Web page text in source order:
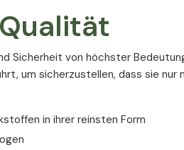
zugeführten
Präbiotische
Bananen,
Allerdings
Sicherheit von höchster
um sicherzustellen, dass sie nur
in ihrer reinsten Form